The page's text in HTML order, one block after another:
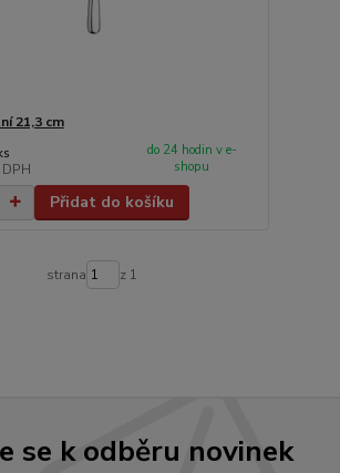
21,3 cm
do 24 hodin v e-
shopu
Přidat do košíku
strana z 1
se k odběru novinek